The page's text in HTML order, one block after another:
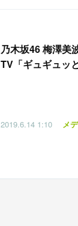
乃木坂46 梅澤美
TV「ギュギュッ
2019.6.14 1:10 メ